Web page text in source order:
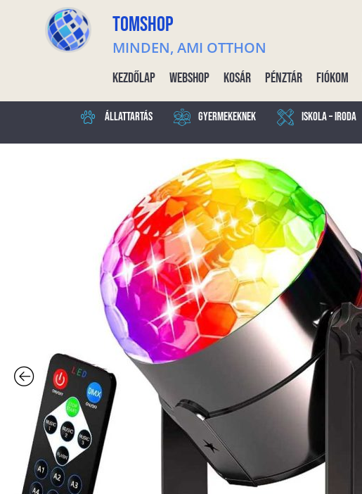
TOMSHOP
MINDEN, AMI OTTHON
Kezdőlap Webshop Kosár Pénztár Fiókom
Állattartás Gyermekeknek Iskola – Iroda